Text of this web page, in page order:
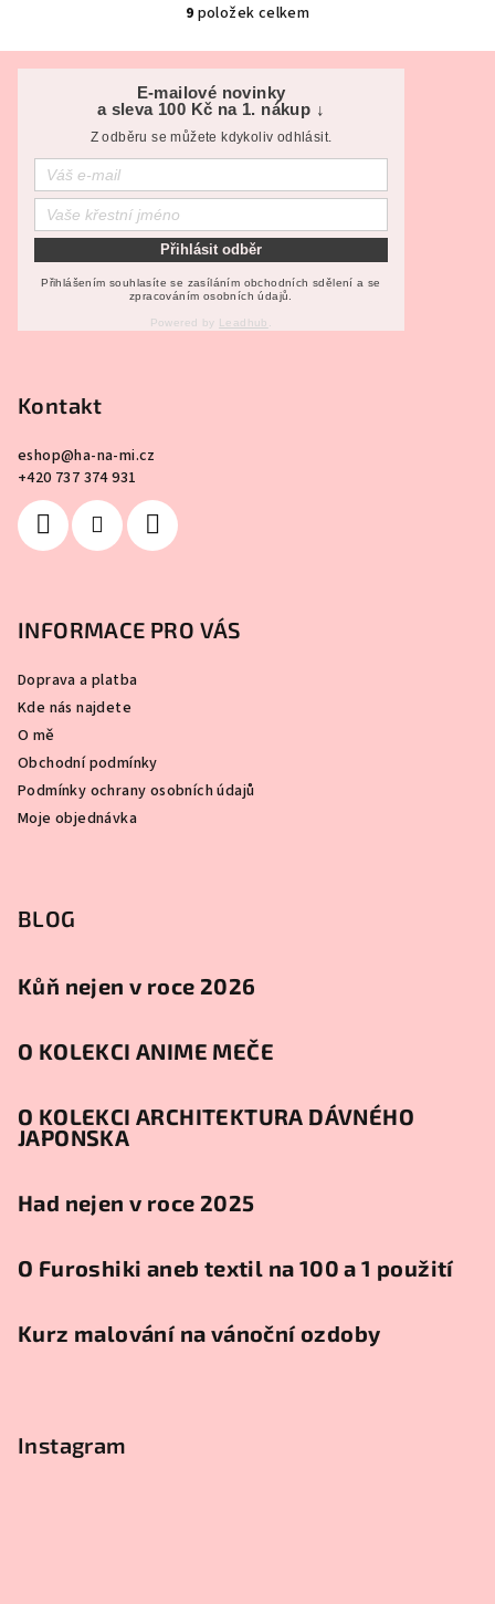
O
v
l
á
d
a
í
p
r
v
k
y
9 položek celkem
E-mailové novinky
a sleva 100 Kč na 1. nákup ↓
Z odběru se můžete kdykoliv odhlásit.
Přihlásit odběr
Přihlášením souhlasíte se zasíláním obchodních sdělení a se
zpracováním osobních údajů.
Powered by Leadhub
Kontakt
eshop@ha-na-mi.cz
+420 737 374 931
INFORMACE PRO VÁS
Doprava a platba
Kde nás najdete
O mě
Obchodní podmínky
Podmínky ochrany osobních údajů
Moje objednávka
BLOG
Kůň nejen v roce 2026
O KOLEKCI ANIME MEČE
O KOLEKCI ARCHITEKTURA DÁVNÉHO
JAPONSKA
Had nejen v roce 2025
O Furoshiki aneb textil na 100 a 1 použití
Kurz malování na vánoční ozdoby
Instagram